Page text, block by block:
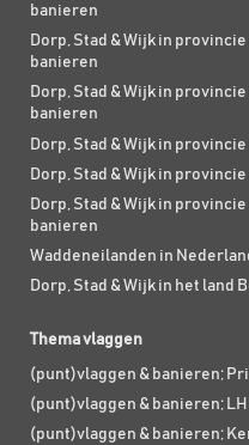
banieren
Dorp, Stad & Wijk in
banieren
Dorp, Stad & Wijk in
banieren
Dorp, Stad & Wijk in
Dorp, Stad & Wijk in
Dorp, Stad & Wijk in
banieren
Waddeneilanden in
Dorp, Stad & Wijk in het land
Thema vlaggen
(punt)vlaggen & banieren;
(punt)vlaggen & banieren;
(punt)vlaggen & banieren;